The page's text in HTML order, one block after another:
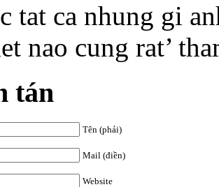
tat ca nhung gi
nao cung rat’
tán
Tên (phải)
Mail (điền)
Website